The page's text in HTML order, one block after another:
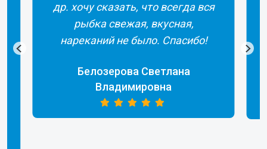
др. хочу сказать, что всегда вся
рыбка свежая, вкусная,
нареканий не было. Спасибо!
Белозерова Светлана
Владимировна